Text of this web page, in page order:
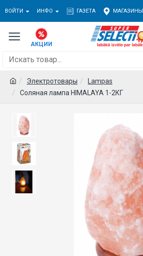
ВОЙТИ ИНФО ГАЗЕТА МАГАЗИНЫ
Электротовары
Lampas
Соляная лампа HIMALAYA 1-2КГ